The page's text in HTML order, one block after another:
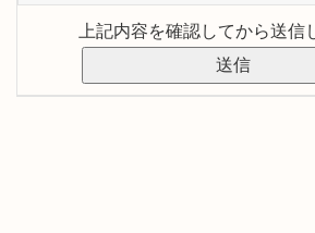
上記内容を確認してから送信